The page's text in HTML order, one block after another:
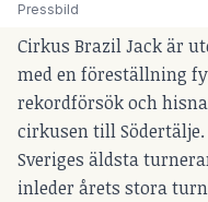
Pressbild
Cirkus Brazil Jack är
med en föreställning
rekordförsök och
cirkusen till Södertälje.
Sveriges äldsta
inleder årets stora